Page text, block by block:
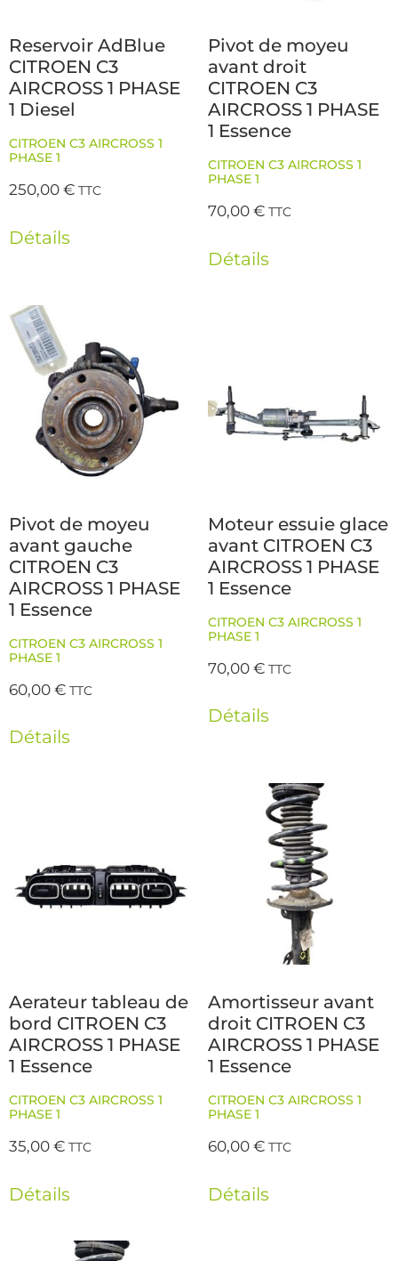
Reservoir AdBlue
CITROEN C3
AIRCROSS 1 PHASE
1 Diesel
CITROEN C3 AIRCROSS 1
PHASE 1
250,00€ TTC
Détails
Pivot de moyeu
avant droit
CITROEN C3
AIRCROSS 1 PHASE
1 Essence
CITROEN C3 AIRCROSS 1
PHASE 1
70,00€ TTC
Détails
Pivot de moyeu
avant gauche
CITROEN C3
AIRCROSS 1 PHASE
1 Essence
CITROEN C3 AIRCROSS 1
PHASE 1
60,00€ TTC
Détails
Moteur essuie glace
avant CITROEN C3
AIRCROSS 1 PHASE
1 Essence
CITROEN C3 AIRCROSS 1
PHASE 1
70,00€ TTC
Détails
Aerateur tableau de
bord CITROEN C3
AIRCROSS 1 PHASE
1 Essence
CITROEN C3 AIRCROSS 1
PHASE 1
35,00€ TTC
Détails
Amortisseur avant
droit CITROEN C3
AIRCROSS 1 PHASE
1 Essence
CITROEN C3 AIRCROSS 1
PHASE 1
60,00€ TTC
Détails